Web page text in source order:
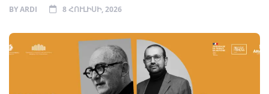
BYARDI 8 ՀՈՒԼԻՍԻ, 2026